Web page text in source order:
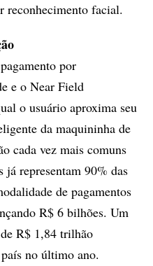
reconhecimento facial.
por
e o Near Field
o usuário aproxima seu
da maquininha de
cada vez mais comuns
já representam 90% das
de pagamentos
R$ 6 bilhões. Um
R$ 1,84 trilhão
no último ano.